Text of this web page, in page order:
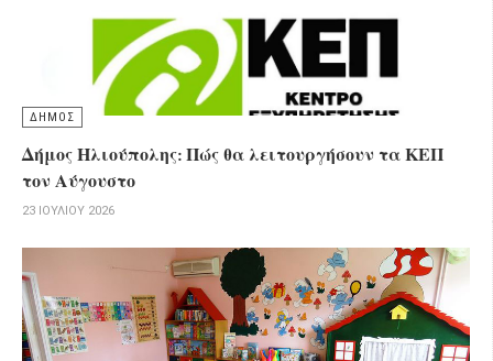
ΔΗΜΟΣ
Δήμος Ηλιούπολης: Πώς θα λειτουργήσουν τα ΚΕΠ
τον Αύγουστο
23 ΙΟΥΛΊΟΥ 2026